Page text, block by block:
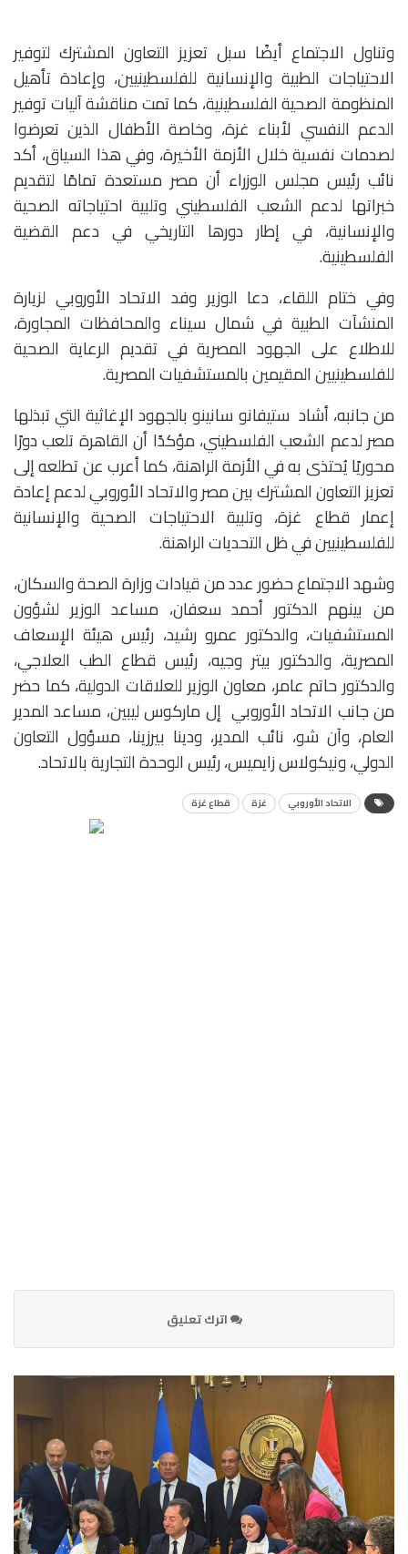
وتناول الاجتماع أيضًا سبل تعزيز التعاون المشترك لتوفير
الاحتياجات الطبية والإنسانية للفلسطينيين، وإعادة تأهيل
المنظومة الصحية الفلسطينية، كما تمت مناقشة آليات توفير
الدعم النفسي لأبناء غزة، وخاصة الأطفال الذين تعرضوا
لصدمات نفسية خلال الأزمة الأخيرة، وفي هذا السياق، أكد
نائب رئيس مجلس الوزراء أن مصر مستعدة تمامًا لتقديم
خبراتها لدعم الشعب الفلسطيني وتلبية احتياجاته الصحية
والإنسانية، في إطار دورها التاريخي في دعم القضية
الفلسطينية.
وفي ختام اللقاء، دعا الوزير وفد الاتحاد الأوروبي لزيارة
المنشآت الطبية في شمال سيناء والمحافظات المجاورة،
للاطلاع على الجهود المصرية في تقديم الرعاية الصحية
للفلسطينيين المقيمين بالمستشفيات المصرية.
من جانبه، أشاد ستيفانو سانينو بالجهود الإغاثية التي تبذلها
مصر لدعم الشعب الفلسطيني، مؤكدًا أن القاهرة تلعب دورًا
محوريًا يُحتذى به في الأزمة الراهنة، كما أعرب عن تطلعه إلى
تعزيز التعاون المشترك بين مصر والاتحاد الأوروبي لدعم إعادة
إعمار قطاع غزة، وتلبية الاحتياجات الصحية والإنسانية
للفلسطينيين في ظل التحديات الراهنة.
وشهد الاجتماع حضور عدد من قيادات وزارة الصحة والسكان،
من بينهم الدكتور أحمد سعفان، مساعد الوزير لشؤون
المستشفيات، والدكتور عمرو رشيد، رئيس هيئة الإسعاف
المصرية، والدكتور بيتر وجيه، رئيس قطاع الطب العلاجي،
والدكتور حاتم عامر، معاون الوزير للعلاقات الدولية، كما حضر
من جانب الاتحاد الأوروبي إل ماركوس ليبين، مساعد المدير
العام، وآن شو، نائب المدير، ودينا بيرزينا، مسؤول التعاون
الدولي، ونيكولاس زايميس، رئيس الوحدة التجارية بالاتحاد.
الاتحاد الأوروبي غزة قطاع غزة
اترك تعليق